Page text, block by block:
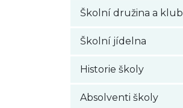
Školní družina a klub
Školní jídelna
Historie školy
Absolventi školy